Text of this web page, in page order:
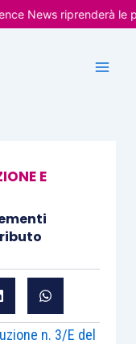
News riprenderà le
E
n. 3/E del